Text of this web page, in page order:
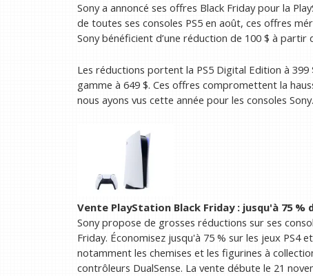
Sony a annoncé ses offres Black Friday pour la
de toutes ses consoles PS5 en août, ces offres
Sony bénéficient d’une réduction de 100 $ à partir
Les réductions portent la PS5 Digital Edition à
gamme à 649 $. Ces offres compromettent la
nous ayons vus cette année pour les consoles Sony.
Vente PlayStation Black Friday : jusqu'à 75 %
Sony propose de grosses réductions sur ses
Friday. Économisez jusqu'à 75 % sur les jeux PS4
notamment les chemises et les figurines à
contrôleurs DualSense. La vente débute le 21